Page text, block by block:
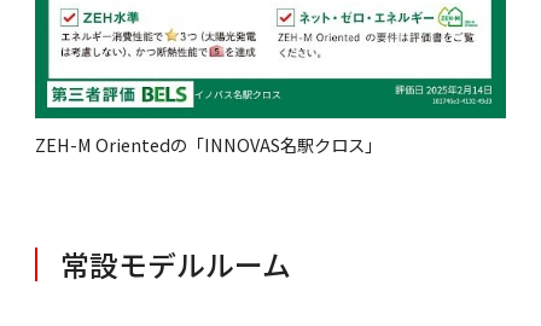
ZEH-M Orientedの「INNOVAS名駅クロス」
常設モデルルーム